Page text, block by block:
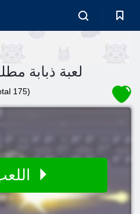
لعبة ذبابة
175)